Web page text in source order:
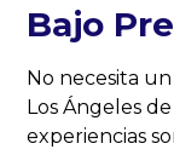
Bajo
No necesita
Los Ángeles
experiencias